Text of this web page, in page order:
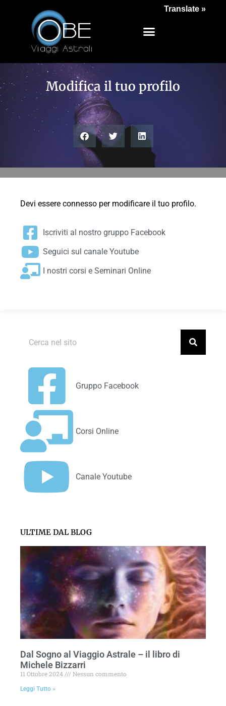
Modifica il tuo profilo
Devi essere connesso per modificare il tuo profilo.
Iscriviti al nostro gruppo Facebook
Seguici sul canale Youtube
I nostri corsi e Seminari Online
Gruppo Facebook
Corsi Online
Canale Youtube
ULTIME DAL BLOG
Dal Sogno al Viaggio Astrale – il libro di
Michele Bizzarri
11 Ottobre 2024 Nessun commento
Leggi Tutto »
Translate »